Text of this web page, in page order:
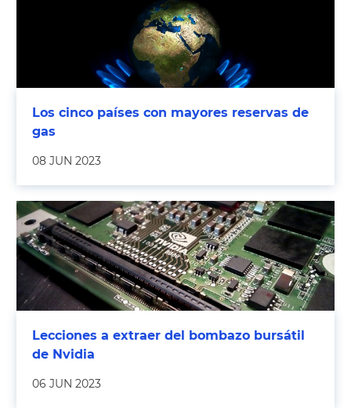
Los cinco países con mayores reservas de
gas
08 JUN 2023
Lecciones a extraer del bombazo bursátil
de Nvidia
06 JUN 2023